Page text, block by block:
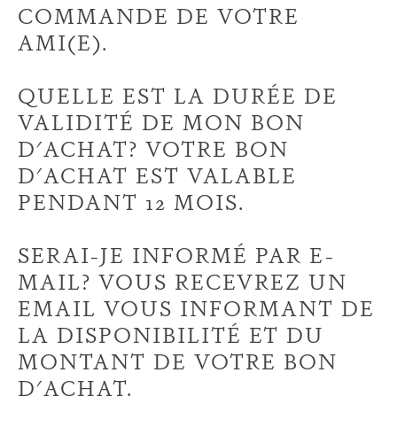
COMMANDE DE VOTRE
AMI(E).
QUELLE EST LA DURÉE DE
VALIDITÉ DE MON BON
D'ACHAT? VOTRE BON
D'ACHAT EST VALABLE
PENDANT 12 MOIS.
SERAI-JE INFORMÉ PAR E-
MAIL? VOUS RECEVREZ UN
EMAIL VOUS INFORMANT DE
LA DISPONIBILITÉ ET DU
MONTANT DE VOTRE BON
D'ACHAT.